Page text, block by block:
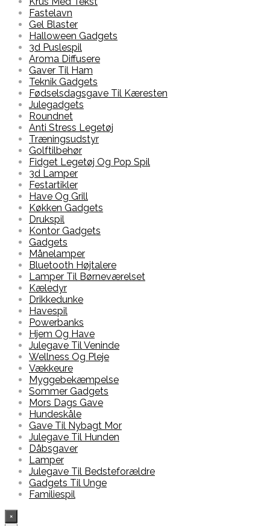
Fastelavn
Gel Blaster
Halloween Gadgets
3d Puslespil
Aroma Diffusere
Gaver Til Ham
Teknik Gadgets
Fødselsdagsgave Til Kæresten
Julegadgets
Roundnet
Anti Stress Legetøj
Træningsudstyr
Golftilbehør
Fidget Legetøj Og Pop Spil
3d Lamper
Festartikler
Have Og Grill
Køkken Gadgets
Drukspil
Kontor Gadgets
Gadgets
Månelamper
Bluetooth Højtalere
Lamper Til Børneværelset
Kæledyr
Drikkedunke
Havespil
Powerbanks
Hjem Og Have
Julegave Til Veninde
Wellness Og Pleje
Vækkeure
Myggebekæmpelse
Sommer Gadgets
Mors Dags Gave
Hundeskåle
Gave Til Nybagt Mor
Julegave Til Hunden
Dåbsgaver
Lamper
Julegave Til Bedsteforældre
Gadgets Til Unge
Familiespil
×